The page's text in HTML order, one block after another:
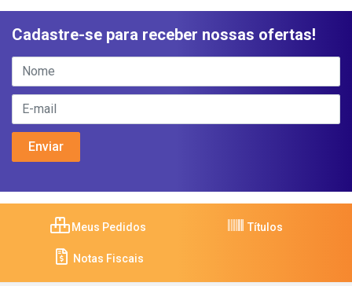
Cadastre-se para receber nossas ofertas!
Meus Pedidos Títulos
Notas Fiscais